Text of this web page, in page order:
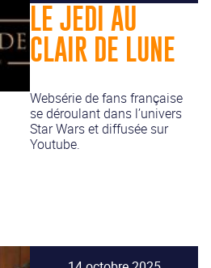
LE JEDI AU
CLAIR DE LUNE
Websérie de fans française
se déroulant dans l’univers
Star Wars et diffusée sur
Youtube.